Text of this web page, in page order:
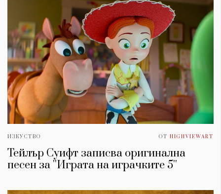
ИЗКУСТВО ОТ HIGHVIEWART
Тейлър Суифт записва оригинална
песен за ''Играта на играчките 5''